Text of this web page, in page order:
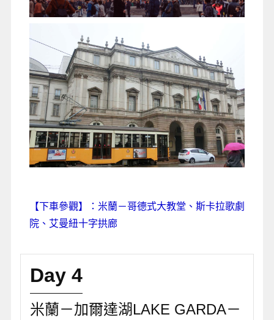
【下車參觀】：米蘭－哥德式大教堂、斯卡拉歌劇
院、艾曼紐十字拱廊
Day 4
米蘭－加爾達湖LAKE GARDA－